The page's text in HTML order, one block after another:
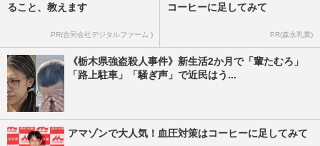
ること、教えます
PR(合同会社デジタルファーム )
コーヒーに足してみて
PR(森永乳業)
《栃木県強盗殺人事件》新生活2か月で「輩たむろ」
「路上駐車」「騒ぎ声」で近民はう...
アマゾンで大人気！血圧対策はコーヒーに足してみて